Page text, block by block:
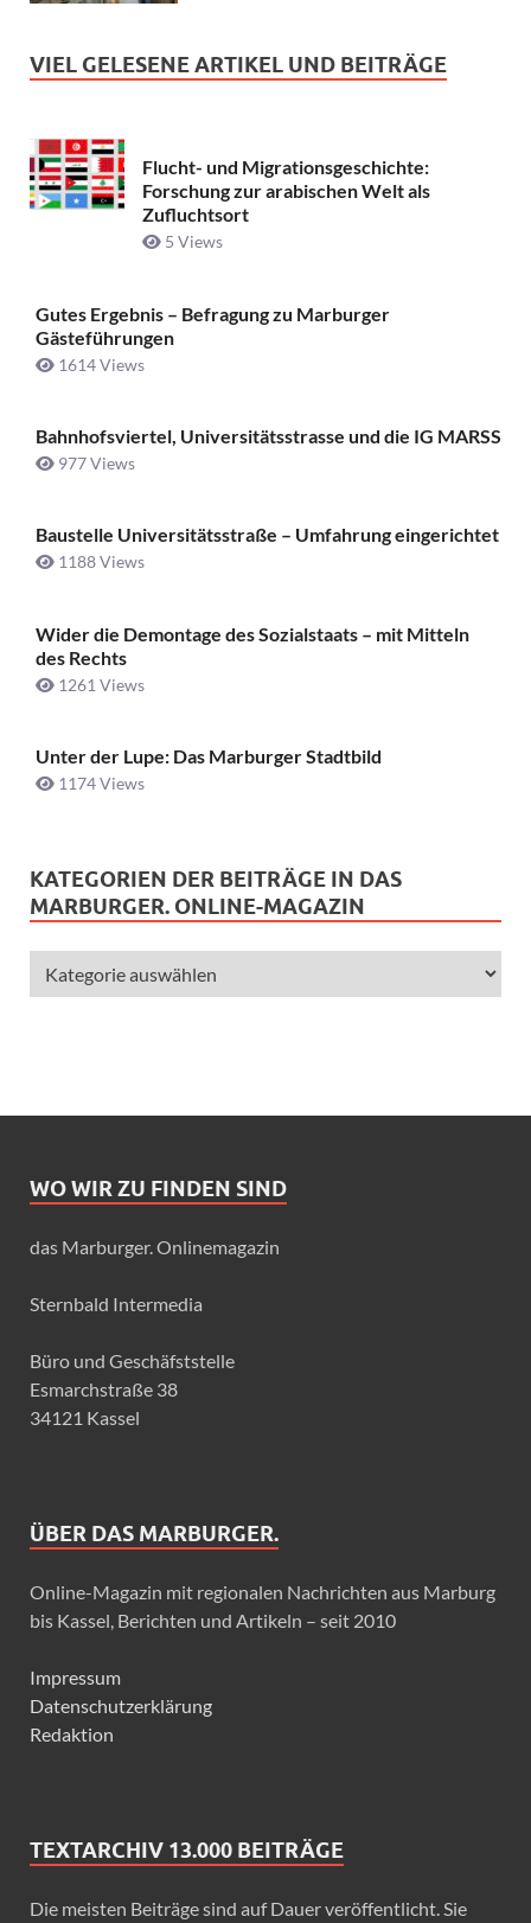
VIEL GELESENE ARTIKEL UND BEITRÄGE
Flucht- und Migrationsgeschichte:
Forschung zur arabischen Welt als
Zufluchtsort
5 Views
Gutes Ergebnis – Befragung zu Marburger
Gästeführungen
1614 Views
Bahnhofsviertel, Universitätsstrasse und die IG MARSS
977 Views
Baustelle Universitätsstraße ­– Umfahrung eingerichtet
1188 Views
Wider die Demontage des Sozialstaats – mit Mitteln
des Rechts
1261 Views
Unter der Lupe: Das Marburger Stadtbild
1174 Views
KATEGORIEN DER BEITRÄGE IN DAS
MARBURGER. ONLINE-MAGAZIN
WO WIR ZU FINDEN SIND
das Marburger. Onlinemagazin
Sternbald Intermedia
Büro und Geschäfststelle
Esmarchstraße 38
34121 Kassel
ÜBER DAS MARBURGER.
Online-Magazin mit regionalen Nachrichten aus Marburg
bis Kassel, Berichten und Artikeln – seit 2010
Impressum
Datenschutzerklärung
Redaktion
TEXTARCHIV 13.000 BEITRÄGE
Die meisten Beiträge sind auf Dauer veröffentlicht. Sie